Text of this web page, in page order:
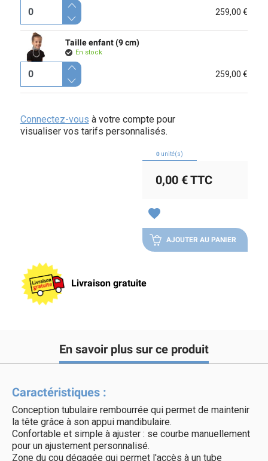
259,00 €
Taille enfant (9 cm)
En stock
259,00 €
Connectez-vous à votre compte pour
visualiser vos tarifs personnalisés.
0 unité(s)
0,00 €TTC
favorite
AJOUTER AU PANIER
Livraison gratuite
En savoir plus sur ce produit
Caractéristiques :
Conception tubulaire rembourrée qui permet de maintenir
la tête grâce à son appui mandibulaire.
Confortable et simple à ajuster : se courbe manuellement
pour un ajustement personnalisé.
Zone du cou dégagée qui permet l'accès à un tube